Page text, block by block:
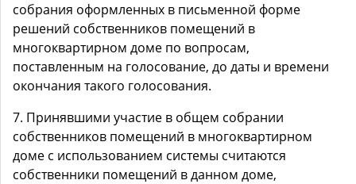
собрания оформленных в письменной форме
решений собственников помещений в
многоквартирном доме по вопросам,
поставленным на голосование, до даты и времени
окончания такого голосования.
7. Принявшими участие в общем собрании
собственников помещений в многоквартирном
доме с использованием системы считаются
собственники помещений в данном доме,